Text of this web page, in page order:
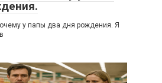
у папы два дня рождения. Я